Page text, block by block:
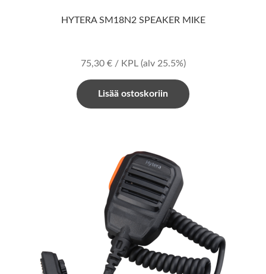
HYTERA SM18N2 SPEAKER MIKE
75,30 €/ KPL (alv 25.5%)
Lisää ostoskoriin